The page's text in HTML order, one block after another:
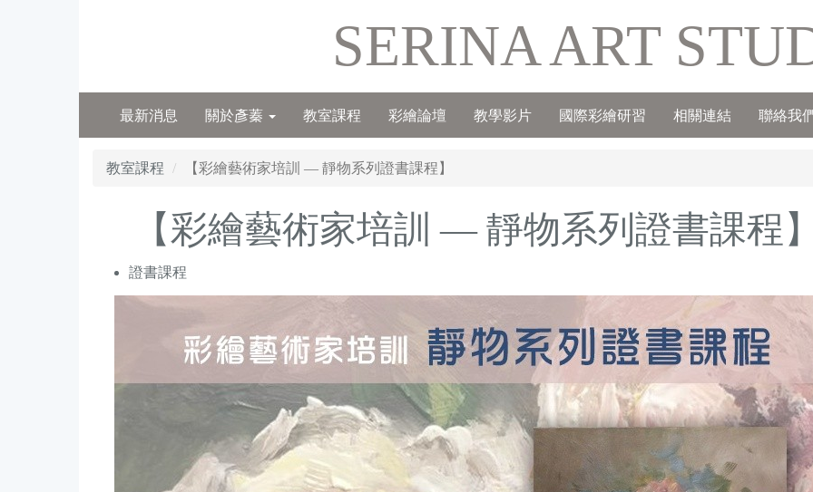
SERINA ART
最新消息 關於彥蓁 教室課程 彩繪論壇 教學影片 國際彩繪研習 相關連結 聯絡我
教室課程 【彩繪藝術家培訓 — 靜物系列證書課程】
【彩繪藝術家培訓 — 靜物系列證書課程
證書課程